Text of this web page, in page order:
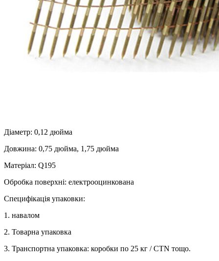
Діаметр: 0,12 дюйма
Довжина: 0,75 дюйма, 1,75 дюйма
Матеріал: Q195
Обробка поверхні: електрооцинкована
Специфікація упаковки:
1. навалом
2. Товарна упаковка
3. Транспортна упаковка: коробки по 25 кг / CTN тощо.